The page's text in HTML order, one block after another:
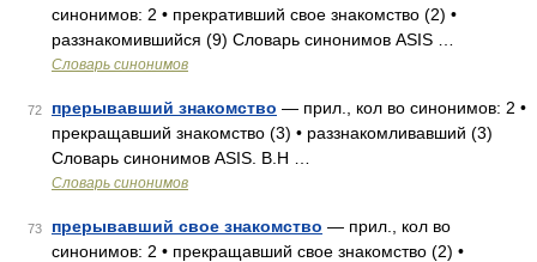
синонимов: 2 • прекративший свое знакомство (2) •
раззнакомившийся (9) Словарь синонимов ASIS …
Словарь синонимов
72 прерывавший знакомство — прил., кол во синонимов: 2 •
прекращавший знакомство (3) • раззнакомливавший (3)
Словарь синонимов ASIS. В.Н …
Словарь синонимов
73 прерывавший свое знакомство — прил., кол во
синонимов: 2 • прекращавший свое знакомство (2) •